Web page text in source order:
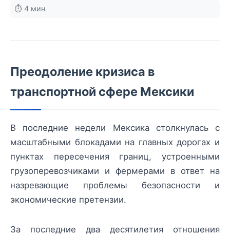
⏱️ 4 мин
Преодоление кризиса в
транспортной сфере Мексики
В последние недели Мексика столкнулась с
масштабными блокадами на главных дорогах и
пунктах пересечения границ, устроенными
грузоперевозчиками и фермерами в ответ на
назревающие проблемы безопасности и
экономические претензии.
За последние два десятилетия отношения